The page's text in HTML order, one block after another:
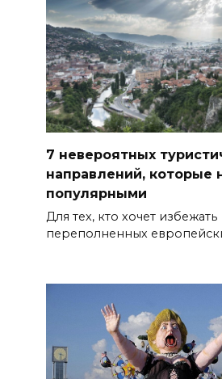
7 невероятных
направлений, которые
популярными
Для тех, кто хочет избежать
переполненных